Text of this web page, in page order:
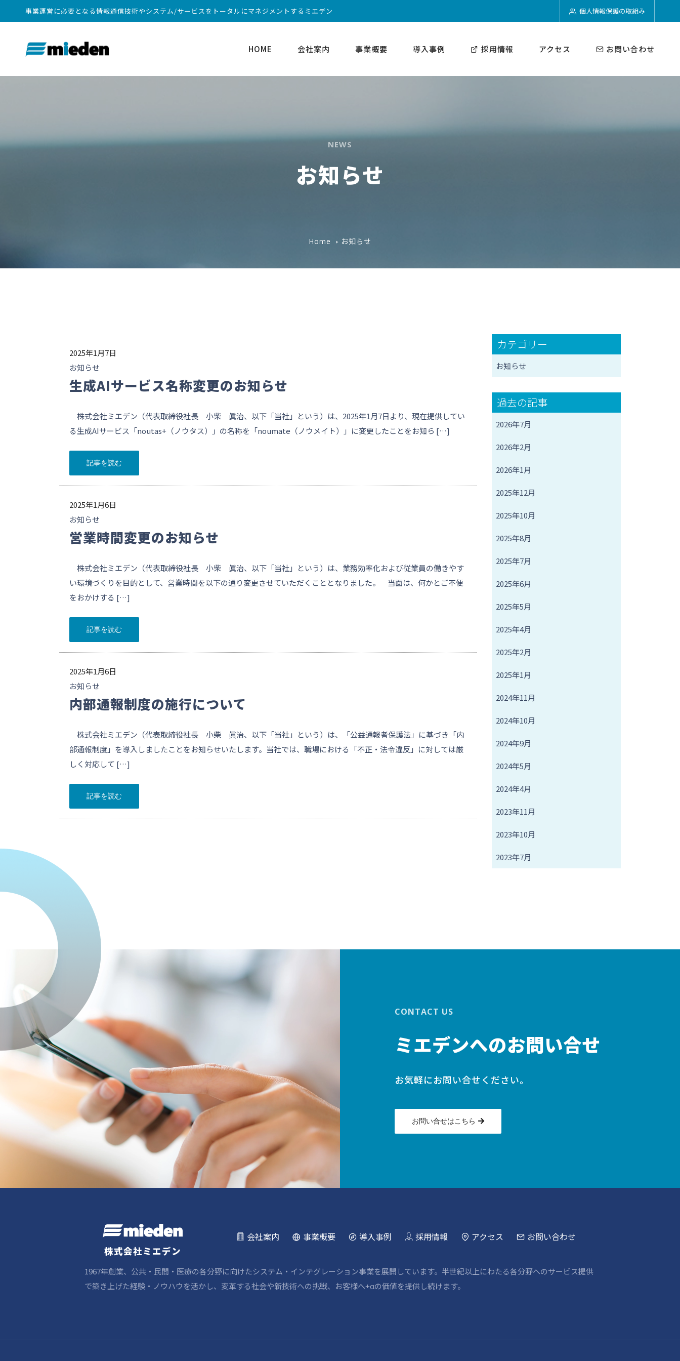
事業運営に必要となる情報通信技術やシステム/サービスをトータルにマネジメントするミエデン 個人情報保護の取組み
HOME 会社案内 事業概要 導入事例 採用情報 アクセス お問い合わせ
NEWS
お知らせ
Home お知らせ
2025年1月7日
お知らせ
生成AIサービス名称変更のお知らせ
株式会社ミエデン（代表取締役社長 小柴 眞治、以下「当社」という）は、2025年1月7日より、現在提供してい
る生成AIサービス「noutas+（ノウタス）」の名称を「noumate（ノウメイト）」に変更したことをお知ら […]
記事を読む
2025年1月6日
お知らせ
営業時間変更のお知らせ
株式会社ミエデン（代表取締役社長 小柴 眞治、以下「当社」という）は、業務効率化および従業員の働きやす
い環境づくりを目的として、営業時間を以下の通り変更させていただくこととなりました。 当面は、何かとご不便
をおかけする […]
記事を読む
2025年1月6日
お知らせ
内部通報制度の施行について
株式会社ミエデン（代表取締役社長 小柴 眞治、以下「当社」という）は、「公益通報者保護法」に基づき「内
部通報制度」を導入しましたことをお知らせいたします。当社では、職場における「不正・法令違反」に対しては厳
しく対応して […]
記事を読む
カテゴリー
お知らせ
過去の記事
2026年7月
2026年2月
2026年1月
2025年12月
2025年10月
2025年8月
2025年7月
2025年6月
2025年5月
2025年4月
2025年2月
2025年1月
2024年11月
2024年10月
2024年9月
2024年5月
2024年4月
2023年11月
2023年10月
2023年7月
CONTACT US
ミエデンへのお問い合せ
お気軽にお問い合せください。
お問い合せはこちら
株式会社ミエデン
会社案内 事業概要 導入事例 採用情報 アクセス お問い合わせ
1967年創業、公共・民間・医療の各分野に向けたシステム・インテグレーション事業を展開しています。半世紀以上にわたる各分野へのサービス提供
で築き上げた経験・ノウハウを活かし、変革する社会や新技術への挑戦、お客様へ+αの価値を提供し続けます。